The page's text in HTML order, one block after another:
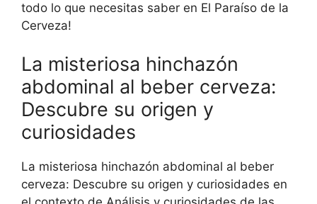
todo lo que necesitas saber en El Paraíso de la
Cerveza!
La misteriosa hinchazón
abdominal al beber cerveza:
Descubre su origen y
curiosidades
La misteriosa hinchazón abdominal al beber
cerveza: Descubre su origen y curiosidades en